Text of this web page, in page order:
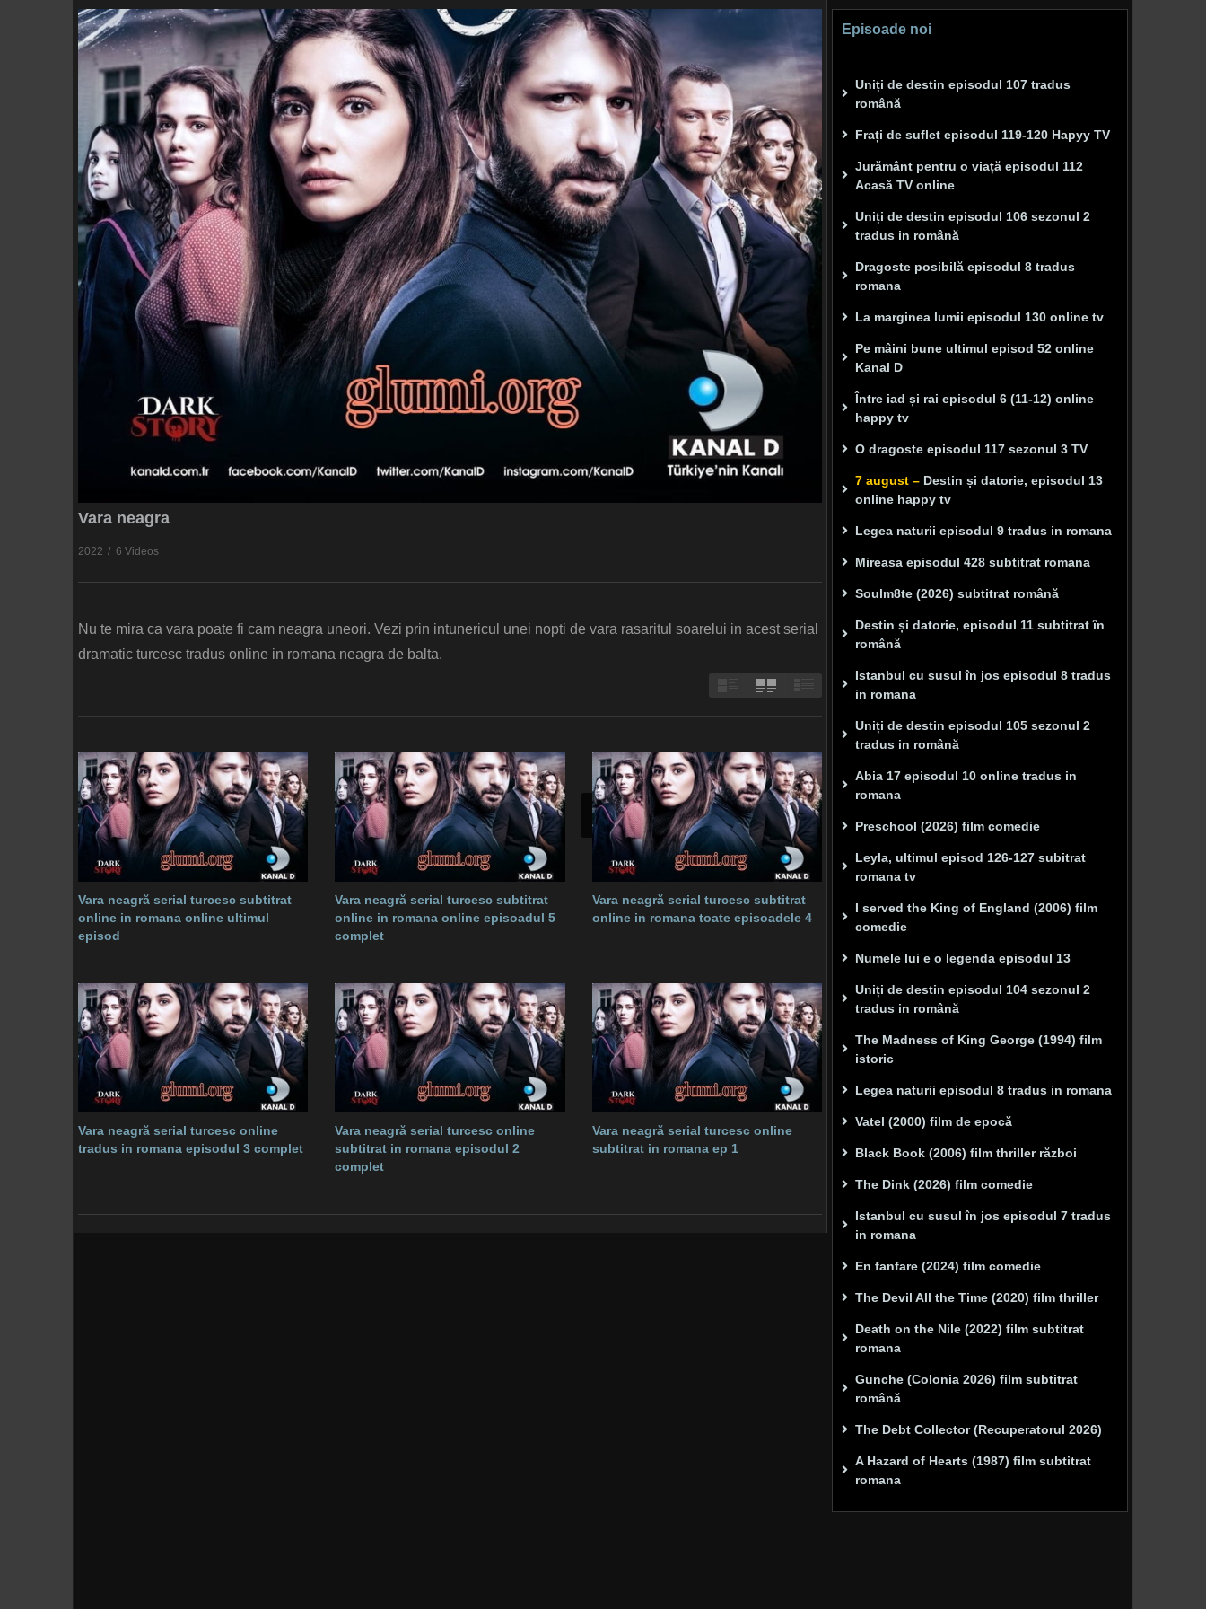
Vara neagra
2022 6 Videos
Nu te mira ca vara poate fi cam neagra uneori. Vezi prin intunericul unei nopti de vara rasaritul soarelui in acest serial
dramatic turcesc tradus online in romana neagra de balta.
Vara neagră serial turcesc subtitrat
online in romana online ultimul
episod
Vara neagră serial turcesc subtitrat
online in romana online episoadul 5
complet
Vara neagră serial turcesc subtitrat
online in romana toate episoadele 4
Vara neagră serial turcesc online
tradus in romana episodul 3 complet
Vara neagră serial turcesc online
subtitrat in romana episodul 2
complet
Vara neagră serial turcesc online
subtitrat in romana ep 1
Episoade noi
Uniți de destin episodul 107 tradus
română
Frați de suflet episodul 119-120 Hapyy TV
Jurământ pentru o viață episodul 112
Acasă TV online
Uniți de destin episodul 106 sezonul 2
tradus in română
Dragoste posibilă episodul 8 tradus
romana
La marginea lumii episodul 130 online tv
Pe mâini bune ultimul episod 52 online
Kanal D
Între iad și rai episodul 6 (11-12) online
happy tv
O dragoste episodul 117 sezonul 3 TV
7 august – Destin și datorie, episodul 13
online happy tv
Legea naturii episodul 9 tradus in romana
Mireasa episodul 428 subtitrat romana
Soulm8te (2026) subtitrat română
Destin și datorie, episodul 11 subtitrat în
română
Istanbul cu susul în jos episodul 8 tradus
in romana
Uniți de destin episodul 105 sezonul 2
tradus in română
Abia 17 episodul 10 online tradus in
romana
Preschool (2026) film comedie
Leyla, ultimul episod 126-127 subitrat
romana tv
I served the King of England (2006) film
comedie
Numele lui e o legenda episodul 13
Uniți de destin episodul 104 sezonul 2
tradus in română
The Madness of King George (1994) film
istoric
Legea naturii episodul 8 tradus in romana
Vatel (2000) film de epocă
Black Book (2006) film thriller război
The Dink (2026) film comedie
Istanbul cu susul în jos episodul 7 tradus
in romana
En fanfare (2024) film comedie
The Devil All the Time (2020) film thriller
Death on the Nile (2022) film subtitrat
romana
Gunche (Colonia 2026) film subtitrat
română
The Debt Collector (Recuperatorul 2026)
A Hazard of Hearts (1987) film subtitrat
romana